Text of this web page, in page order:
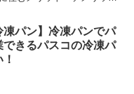
凍パン】冷凍パンでパ
できるパスコの冷凍パ